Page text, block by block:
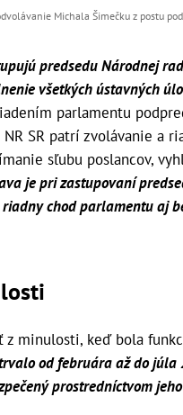
Michala Šimečku z postu
predsedu Národnej
všetkých ústavných
parlamentu
SR patrí zvolávanie a
sľubu poslancov,
je pri zastupovaní
chod parlamentu aj
z minulosti, keď bola
od februára až do
prostredníctvom